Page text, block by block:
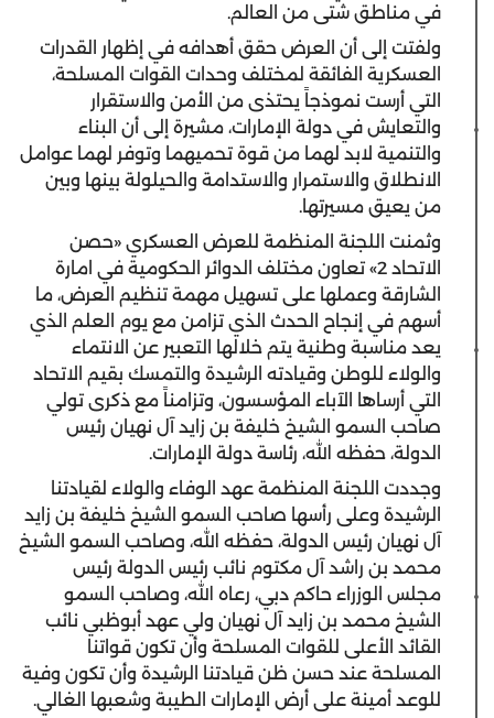
في مناطق شتى من العالم.
ولفتت إلى أن العرض حقق أهدافه في إظهار القدرات
العسكرية الفائقة لمختلف وحدات القوات المسلحة،
التي أرست نموذجاً يحتذى من الأمن والاستقرار
والتعايش في دولة الإمارات، مشيرة إلى أن البناء
والتنمية لابد لهما من قوة تحميهما وتوفر لهما عوامل
الانطلاق والاستمرار والاستدامة والحيلولة بينها وبين
من يعيق مسيرتها.
وثمنت اللجنة المنظمة للعرض العسكري «حصن
الاتحاد 2» تعاون مختلف الدوائر الحكومية في امارة
الشارقة وعملها على تسهيل مهمة تنظيم العرض، ما
أسهم في إنجاح الحدث الذي تزامن مع يوم العلم الذي
يعد مناسبة وطنية يتم خلالها التعبير عن الانتماء
والولاء للوطن وقيادته الرشيدة والتمسك بقيم الاتحاد
التي أرساها الآباء المؤسسون، وتزامناً مع ذكرى تولي
صاحب السمو الشيخ خليفة بن زايد آل نهيان رئيس
الدولة، حفظه الله، رئاسة دولة الإمارات.
وجددت اللجنة المنظمة عهد الوفاء والولاء لقيادتنا
الرشيدة وعلى رأسها صاحب السمو الشيخ خليفة بن زايد
آل نهيان رئيس الدولة، حفظه الله، وصاحب السمو الشيخ
محمد بن راشد آل مكتوم نائب رئيس الدولة رئيس
مجلس الوزراء حاكم دبي، رعاه الله، وصاحب السمو
الشيخ محمد بن زايد آل نهيان ولي عهد أبوظبي نائب
القائد الأعلى للقوات المسلحة وأن تكون قواتنا
المسلحة عند حسن ظن قيادتنا الرشيدة وأن تكون وفية
للوعد أمينة على أرض الإمارات الطيبة وشعبها الغالي.